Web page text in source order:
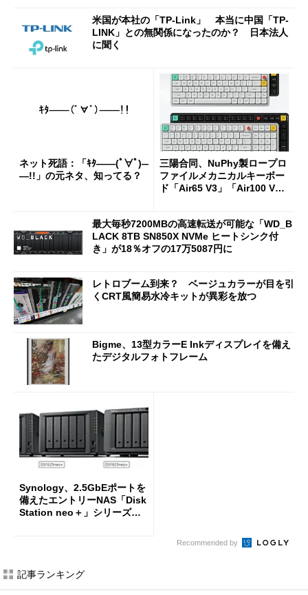
米国が本社の「TP-Link」 本当に中国「TP-
LINK」との無関係になったのか？ 日本法人
に聞く
ネット死語：「ｷﾀ――(ﾟ∀ﾟ)―
―!!」の元ネタ、知ってる？
三陽合同、NuPhy製ロープロ
ファイルメカニカルキーボー
ド「Air65 V3」「Air100 V
最大毎秒7200MBの高速転送が可能な「WD_B
LACK 8TB SN850X NVMe ヒートシンク付
き」が18％オフの17万5087円に
レトロブーム到来？ ベージュカラーが目を引
くCRT風簡易水冷キットが異彩を放つ
Bigme、13型カラーE Inkディスプレイを備え
たデジタルフォトフレーム
Synology、2.5GbEポートを
備えたエントリーNAS「Disk
Station neo＋」シリーズを
Recommended by
記事ランキング